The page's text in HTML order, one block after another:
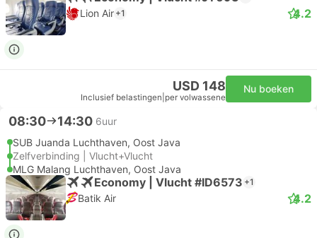
Lion Air +1 4.2
USD 148
Inclusief belastingen per volwassene
Nu boeken
08:30 14:30 6uur
SUB Juanda Luchthaven, Oost Java
Zelfverbinding | Vlucht+Vlucht
MLG Malang Luchthaven, Oost Java
Economy | Vlucht #ID6573 +1
Batik Air 4.2